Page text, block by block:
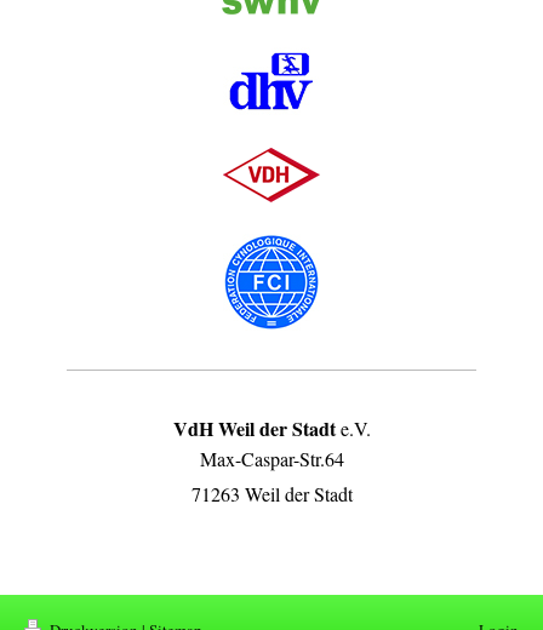
VdH Weil der Stadte.V.
Max-Caspar-Str.64
71263 Weil der Stadt